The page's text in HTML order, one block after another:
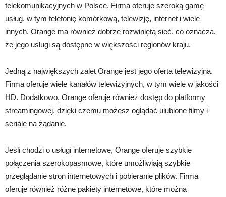
telekomunikacyjnych w Polsce. Firma oferuje szeroką gamę
usług, w tym telefonię komórkową, telewizję, internet i wiele
innych. Orange ma również dobrze rozwiniętą sieć, co oznacza,
że ​​jego usługi są dostępne w większości regionów kraju.
Jedną z największych zalet Orange jest jego oferta telewizyjna.
Firma oferuje wiele kanałów telewizyjnych, w tym wiele w jakości
HD. Dodatkowo, Orange oferuje również dostęp do platformy
streamingowej, dzięki czemu możesz oglądać ulubione filmy i
seriale na żądanie.
Jeśli chodzi o usługi internetowe, Orange oferuje szybkie
połączenia szerokopasmowe, które umożliwiają szybkie
przeglądanie stron internetowych i pobieranie plików. Firma
oferuje również różne pakiety internetowe, które można